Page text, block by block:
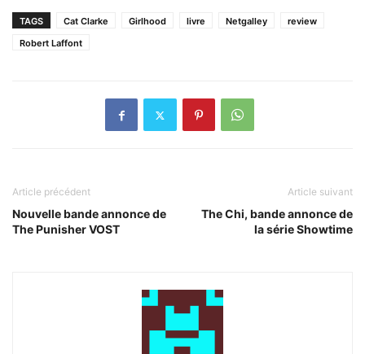
TAGS Cat Clarke Girlhood livre Netgalley
review
Robert Laffont
Article précédent
Nouvelle bande annonce de
The Punisher VOST
Article suivant
The Chi, bande annonce de
la série Showtime